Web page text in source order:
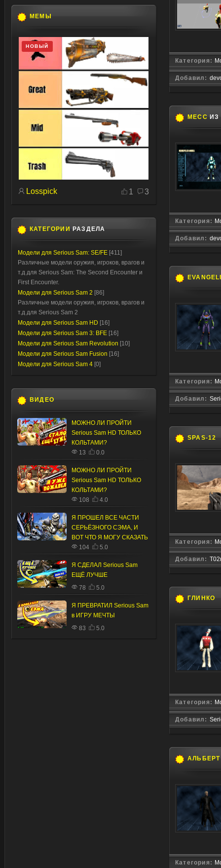
Категория:
Добавил:
MECC ИЗ
Категория:
Добавил:
Категория:
Добавил:
SPAS-12
Категория:
Добавил:
ГЛИНКО
Категория:
Добавил:
АЛЬБЕРТ
Категория:
МЕМЫ
НОВЫЙ
Losspick 1 3
КАТЕГОРИИ РАЗДЕЛА
Модели для Serious Sam: SE/FE [411]
Различные модели оружия, игроков, врагов и
т.д для Serious Sam: The Second Encounter и
First Encounter.
Модели для Serious Sam 2 [86]
Различные модели оружия, игроков, врагов и
т.д для Serious Sam 2
Модели для Serious Sam HD [16]
Модели для Serious Sam 3: BFE [16]
Модели для Serious Sam Revolution [10]
Модели для Serious Sam Fusion [16]
Модели для Serious Sam 4 [0]
ВИДЕО
МОЖНО ЛИ ПРОЙТИ
Serious Sam HD ТОЛЬКО
КОЛЬТАМИ?
13
0.0
МОЖНО ЛИ ПРОЙТИ
Serious Sam HD ТОЛЬКО
КОЛЬТАМИ?
108
4.0
Я ПРОШЕЛ ВСЕ ЧАСТИ
СЕРЬЁЗНОГО СЭМА, И
ВОТ ЧТО Я МОГУ СКАЗАТЬ
104
5.0
Я СДЕЛАЛ Serious Sam
ЕЩЁ ЛУЧШЕ
78
5.0
Я ПРЕВРАТИЛ Serious Sam
в ИГРУ МЕЧТЫ
83
5.0